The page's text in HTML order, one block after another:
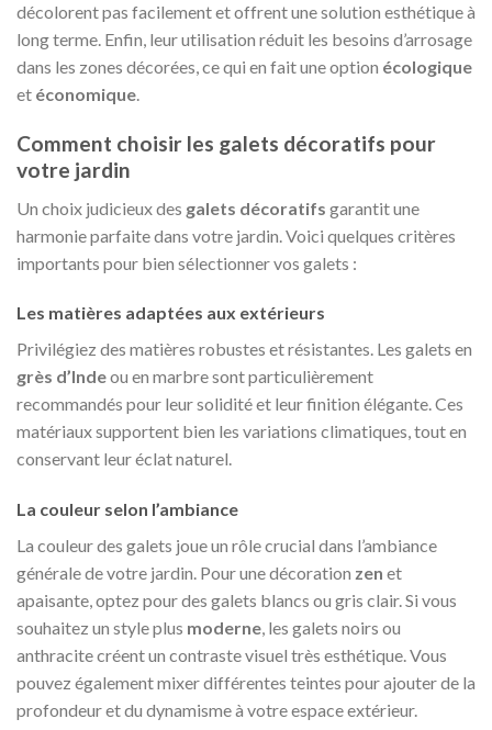
décolorent pas facilement et offrent une solution esthétique à
long terme. Enfin, leur utilisation réduit les besoins d’arrosage
dans les zones décorées, ce qui en fait une option écologique
et économique.
Comment choisir les galets décoratifs pour
votre jardin
Un choix judicieux des galets décoratifs garantit une
harmonie parfaite dans votre jardin. Voici quelques critères
importants pour bien sélectionner vos galets :
Les matières adaptées aux extérieurs
Privilégiez des matières robustes et résistantes. Les galets en
grès d’Indeou en marbre sont particulièrement
recommandés pour leur solidité et leur finition élégante. Ces
matériaux supportent bien les variations climatiques, tout en
conservant leur éclat naturel.
La couleur selon l’ambiance
La couleur des galets joue un rôle crucial dans l’ambiance
générale de votre jardin. Pour une décoration zen et
apaisante, optez pour des galets blancs ou gris clair. Si vous
souhaitez un style plus moderne, les galets noirs ou
anthracite créent un contraste visuel très esthétique. Vous
pouvez également mixer différentes teintes pour ajouter de la
profondeur et du dynamisme à votre espace extérieur.